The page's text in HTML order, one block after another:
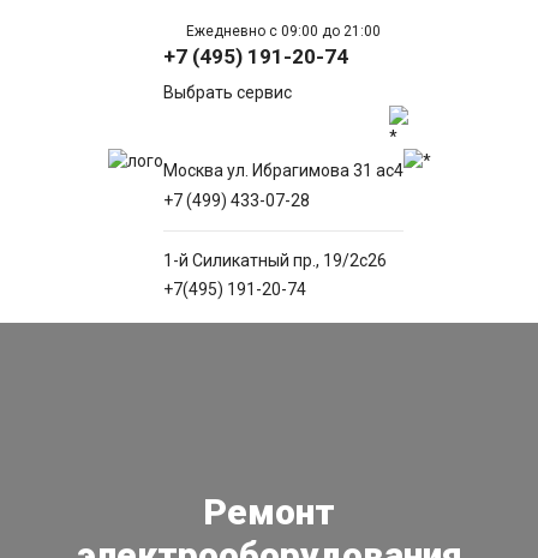
Ежедневно с 09:00 до 21:00
+7 (495) 191-20-74
Выбрать сервис
Москва ул. Ибрагимова 31 ас4
+7 (499) 433-07-28
1-й Силикатный пр., 19/2с26
+7(495) 191-20-74
Ремонт